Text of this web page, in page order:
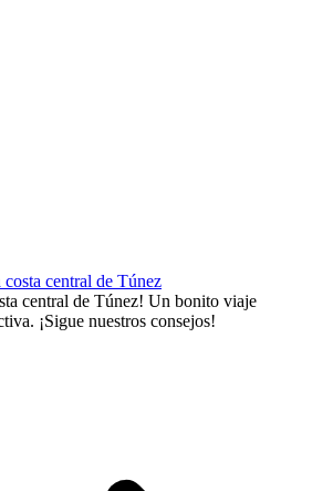
central de Túnez
central de Túnez! Un bonito viaje
¡Sigue nuestros consejos!